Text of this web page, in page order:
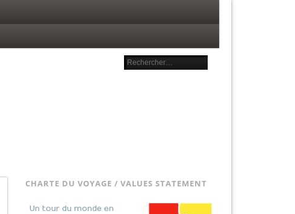
CHARTE DU VOYAGE / VALUES STATEMENT
Un tour du monde en